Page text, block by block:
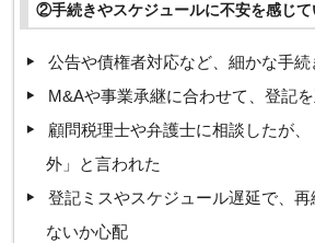
②手続きやスケジュールに不安を感じて
公告や債権者対応など、細かな手
M&Aや事業承継に合わせて、登記
顧問税理士や弁護士に相談したが
外」と言われた
登記ミスやスケジュール遅延で、再
ないか心配